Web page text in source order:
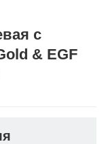
с
& EGF